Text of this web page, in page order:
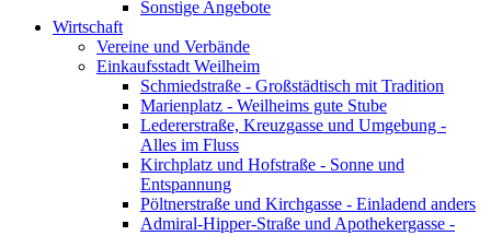
Sonstige Angebote
Wirtschaft
Vereine und Verbände
Einkaufsstadt Weilheim
Schmiedstraße - Großstädtisch mit Tradition
Marienplatz - Weilheims gute Stube
Ledererstraße, Kreuzgasse und Umgebung -
Alles im Fluss
Kirchplatz und Hofstraße - Sonne und
Entspannung
Pöltnerstraße und Kirchgasse - Einladend anders
Admiral-Hipper-Straße und Apothekergasse -